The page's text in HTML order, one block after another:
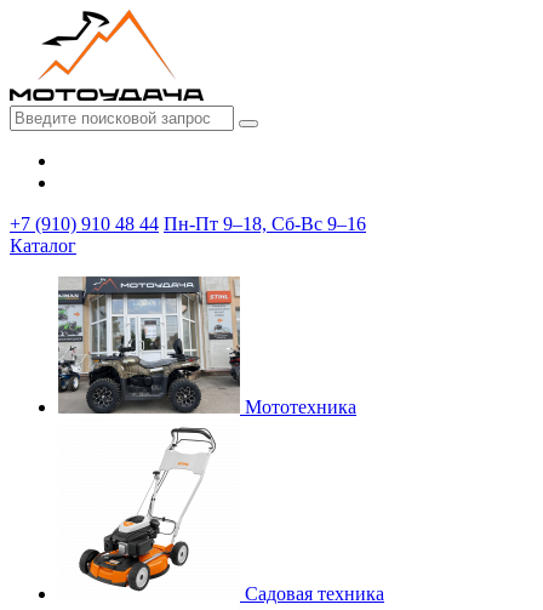
+7 (910) 910 48 44 Пн-Пт 9–18, Сб-Вс 9–16
Каталог
Мототехника
Садовая техника